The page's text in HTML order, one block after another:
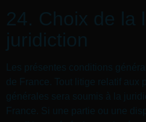
24. Choix de la
juridiction
Les présentes conditions
de France. Tout litige relatif aux
générales sera soumis à la
France. Si une partie ou une